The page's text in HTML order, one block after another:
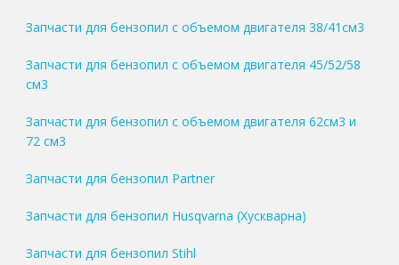
Запчасти для бензопил с объемом двигателя 38/41см3
Запчасти для бензопил с объемом двигателя 45/52/58
см3
Запчасти для бензопил с объемом двигателя 62см3 и
72 см3
Запчасти для бензопил Partner
Запчасти для бензопил Husqvarna (Хускварна)
Запчасти для бензопил Stihl